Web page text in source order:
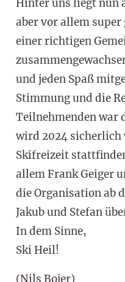
Hinter uns liegt nun
aber vor allem super
einer richtigen
und jeden Spaß
Stimmung und die
Teilnehmenden war
wird 2024 sicherlich
Skifreizeit
allem Frank Geiger
die Organisation ab
Jakub und Stefan
In dem Sinne,
Ski Heil!
(Nils Bojer)